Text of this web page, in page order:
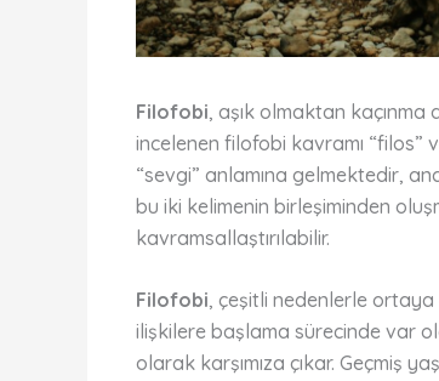
Filofobi , aşık olmaktan
incelenen filofobi kavramı “filos”
“sevgi” anlamına gelmektedir,
bu iki kelimenin birleşiminden
kavramsallaştırılabilir.
Filofobi, çeşitli nedenlerle ortaya
ilişkilere başlama sürecinde var
olarak karşımıza çıkar. Geçmiş